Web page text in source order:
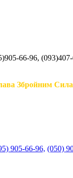
66-96,
Збройним
905-66-96, (050)